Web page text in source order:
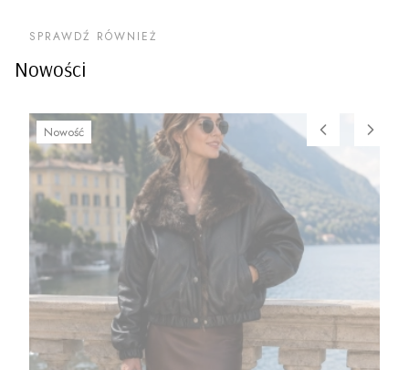
Nowości
SPRAWDŹ RÓWNIEŻ
Nowość